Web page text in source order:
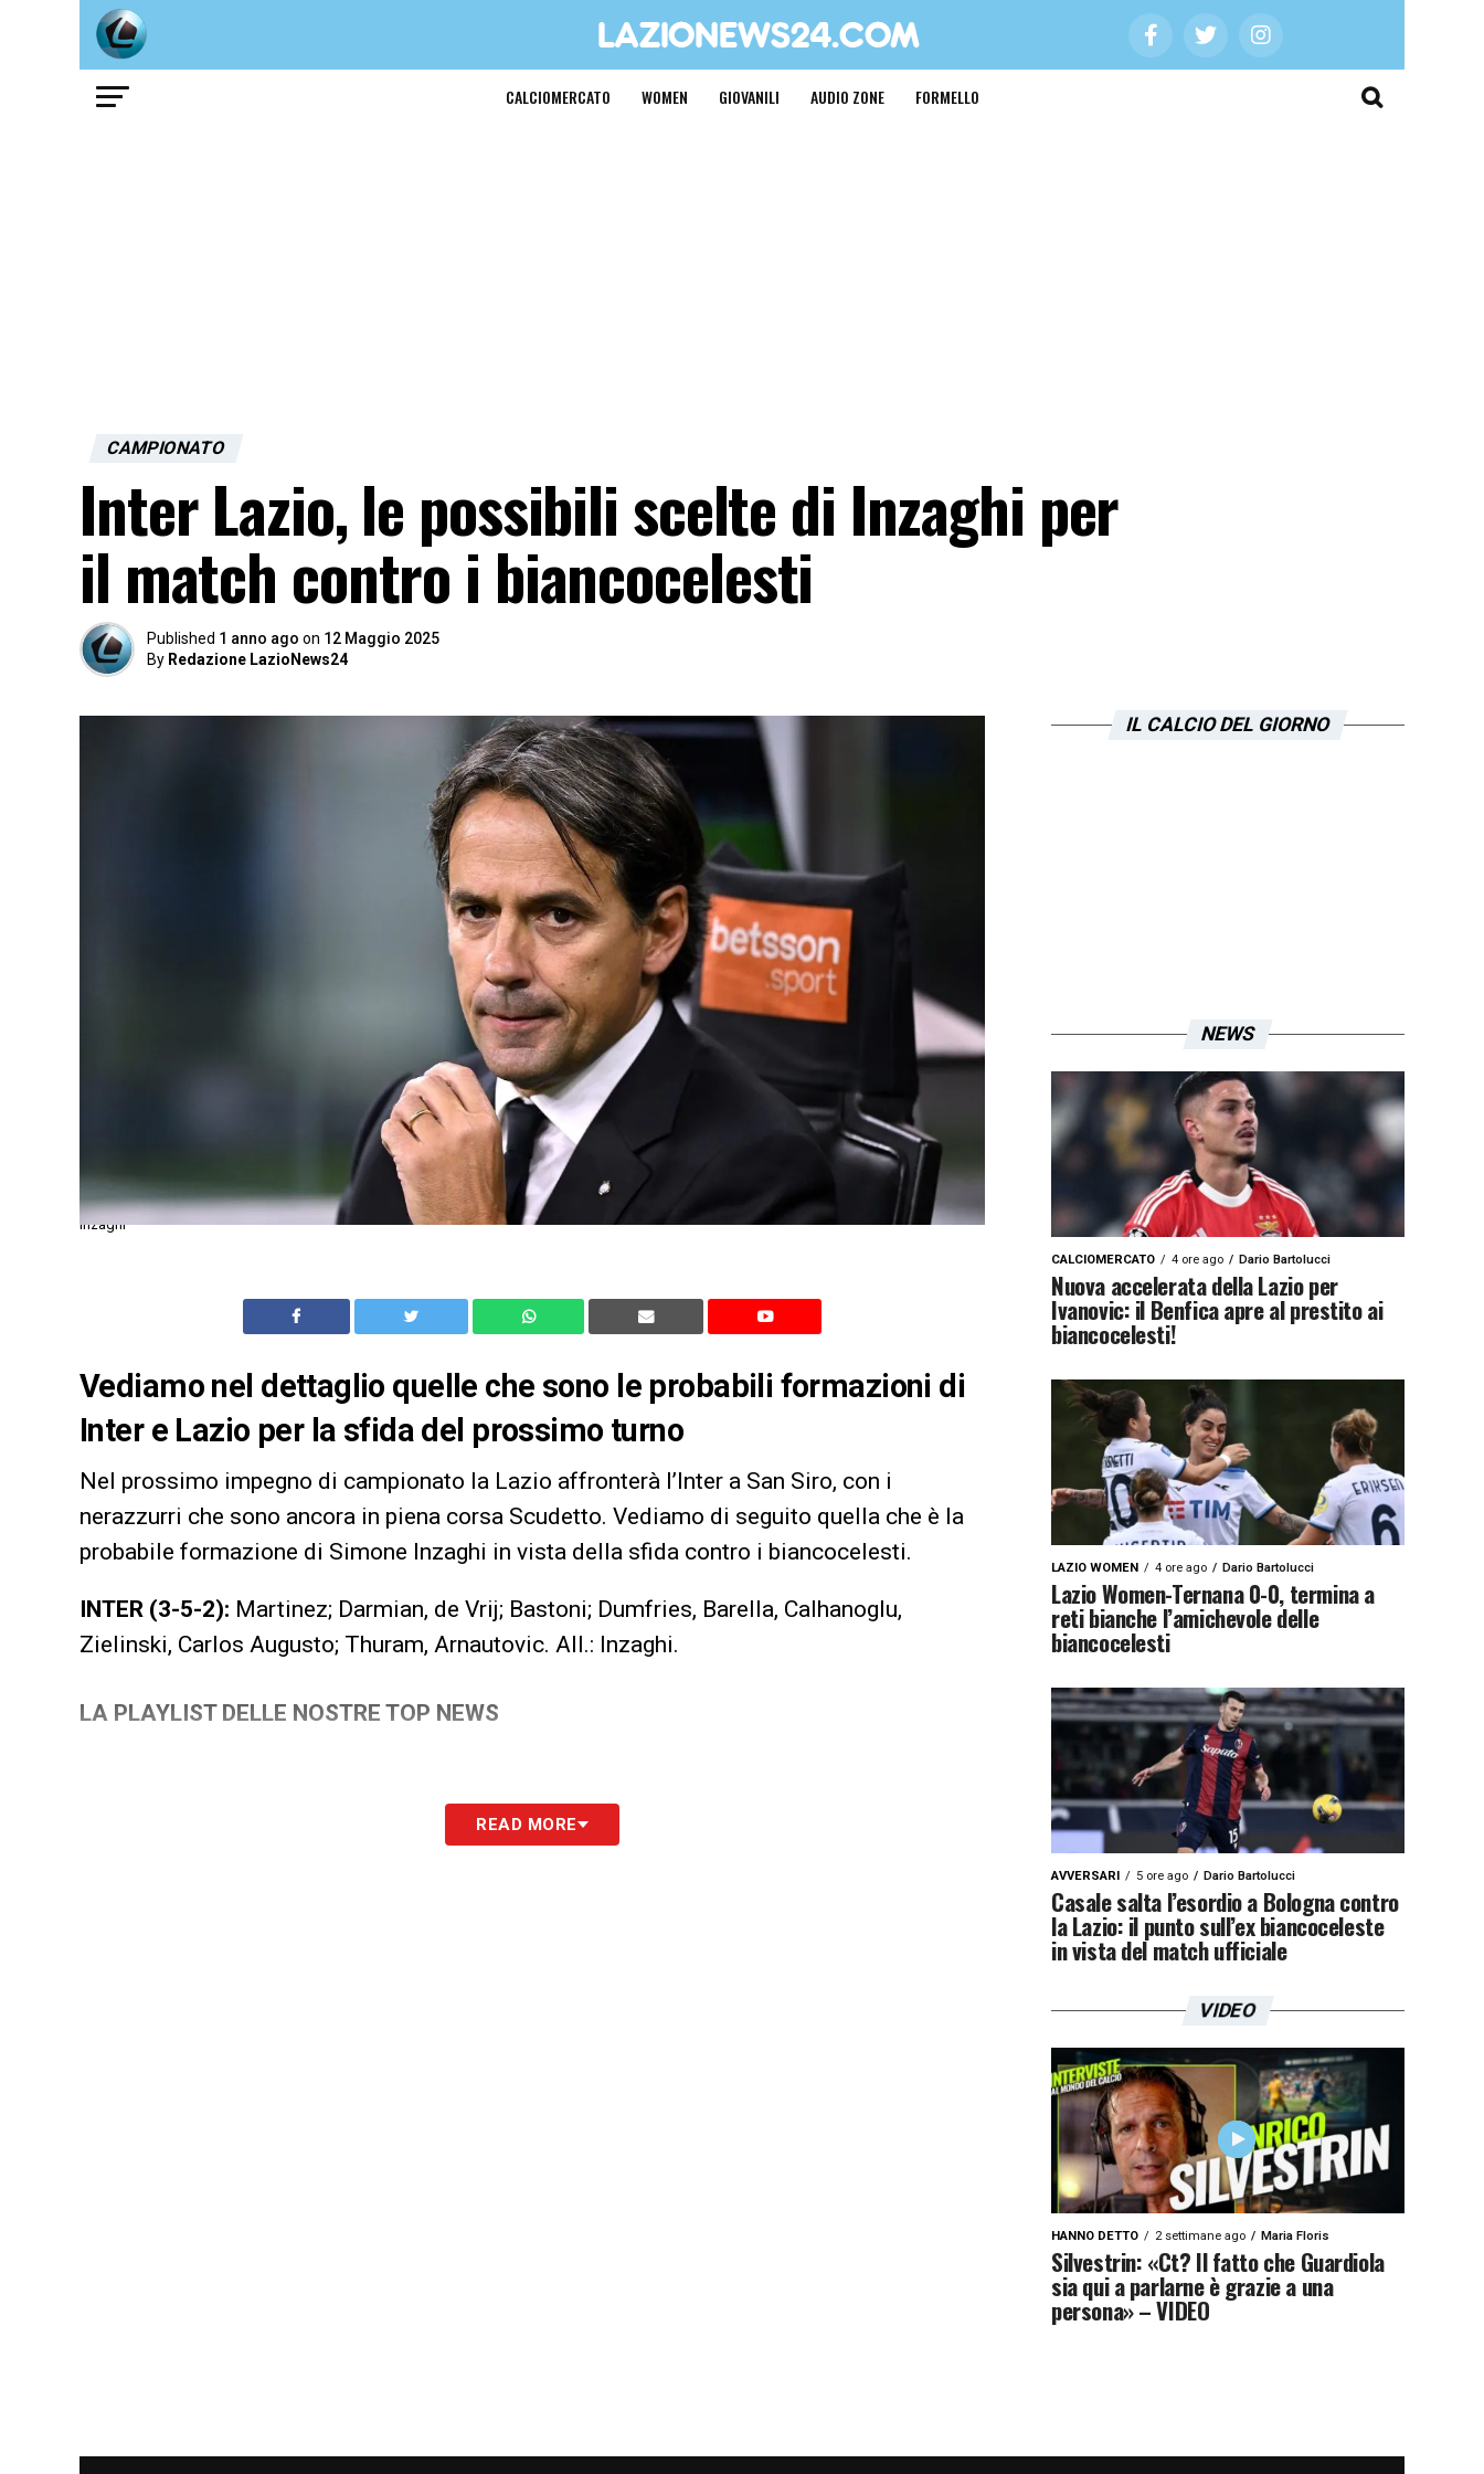
CALCIOMERCATO WOMEN GIOVANILI AUDIO ZONE FORMELLO
CAMPIONATO
Inter Lazio, le possibili scelte di Inzaghi per
il match contro i biancocelesti
Published 1 anno ago on 12 Maggio 2025
By Redazione LazioNews24
Inzaghi
Vediamo nel dettaglio quelle che sono le probabili formazioni di
Inter e Lazio per la sfida del prossimo turno
Nel prossimo impegno di campionato la Lazio affronterà l’Inter a San Siro, con i
nerazzurri che sono ancora in piena corsa Scudetto. Vediamo di seguito quella che è la
probabile formazione di Simone Inzaghi in vista della sfida contro i biancocelesti.
INTER (3-5-2): Martinez; Darmian, de Vrij; Bastoni; Dumfries, Barella, Calhanoglu,
Zielinski, Carlos Augusto; Thuram, Arnautovic. All.: Inzaghi.
LA PLAYLIST DELLE NOSTRE TOP NEWS
READ MORE
IL CALCIO DEL GIORNO
NEWS
CALCIOMERCATO 4 ore ago Dario Bartolucci
Nuova accelerata della Lazio per
Ivanovic: il Benfica apre al prestito ai
biancocelesti!
LAZIO WOMEN 4 ore ago Dario Bartolucci
Lazio Women-Ternana 0-0, termina a
reti bianche l’amichevole delle
biancocelesti
AVVERSARI 5 ore ago Dario Bartolucci
Casale salta l’esordio a Bologna contro
la Lazio: il punto sull’ex biancoceleste
in vista del match ufficiale
VIDEO
HANNO DETTO 2 settimane ago Maria Floris
Silvestrin: «Ct? Il fatto che Guardiola
sia qui a parlarne è grazie a una
persona» – VIDEO